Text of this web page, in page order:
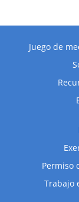
Juego de
Permiso
Trabajo